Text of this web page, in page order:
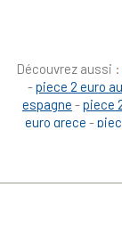
Découvrez aussi :
-piece 2 euro
espagne -piece
euro grece -